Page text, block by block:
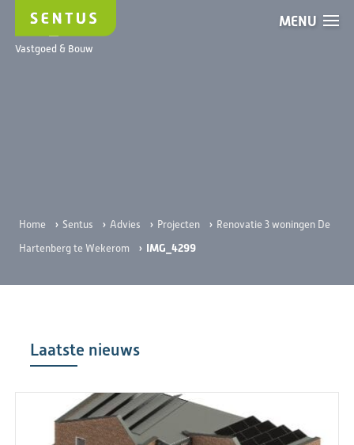
Vastgoed & Bouw
MENU
IMG_4299
Home › Sentus ›Advies › Projecten › Renovatie 3 woningen De
Hartenberg te Wekerom
› IMG_4299
Laatste nieuws